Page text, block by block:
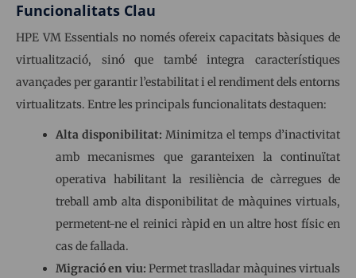
Funcionalitats Clau
HPE VM Essentials no només ofereix capacitats bàsiques de
virtualització, sinó que també integra característiques
avançades per garantir l’estabilitat i el rendiment dels entorns
virtualitzats. Entre les principals funcionalitats destaquen:
Alta disponibilitat: Minimitza el temps d’inactivitat
amb mecanismes que garanteixen la continuïtat
operativa habilitant la resiliència de càrregues de
treball amb alta disponibilitat de màquines virtuals,
permetent-ne el reinici ràpid en un altre host físic en
cas de fallada.
Migració en viu: Permet traslladar màquines virtuals